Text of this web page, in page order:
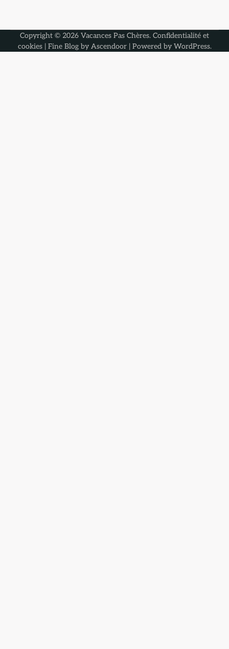
Copyright © 2026 Vacances Pas Chères. Confidentialité et
cookies| Fine Blog by Ascendoor| Powered by WordPress.